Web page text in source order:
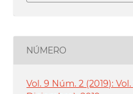
NÚMERO
Vol. 9 Núm. 2 (2019):